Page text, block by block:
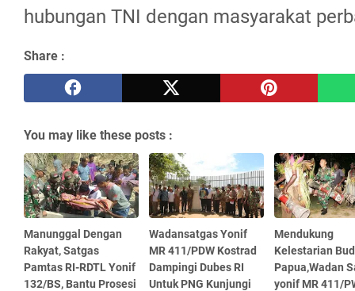
hubungan TNI dengan masyarakat
Share :
You may like these posts :
Manunggal Dengan
Rakyat, Satgas
Pamtas RI-RDTL Yonif
132/BS, Bantu Prosesi
Wadansatgas Yonif
MR 411/PDW Kostrad
Dampingi Dubes RI
Untuk PNG Kunjungi
Mendukung
Kelestarian
Papua,Wadan
yonif MR 411/